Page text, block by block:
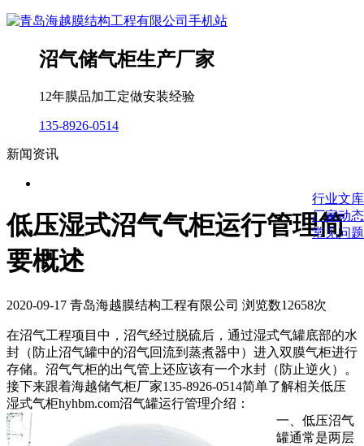
沼气储气柜生产厂家
12年膜品加工定做安装经验
135-8926-0514
新闻资讯
行业文库
厂家动态
常见问题
低压湿式沼气气柜运行管理简
要概述
2020-09-17 青岛海越膜结构工程有限公司 浏览数12658次
在沼气工程项目中，沼气经过脱硫后，通过湿式气罐底部的水
封（防止沼气罐中的沼气回流到蒸煮器中）进入双膜气柜进行
存储。沼气气柜的出气管上还应该有一个水封（防止逆火）。
接下来跟着海越储气柜厂家135-8926-0514简单了解相关低压
湿式气柜hyhbm.com沼气罐运行管理介绍：
一、低压沼气
罐通常是两层